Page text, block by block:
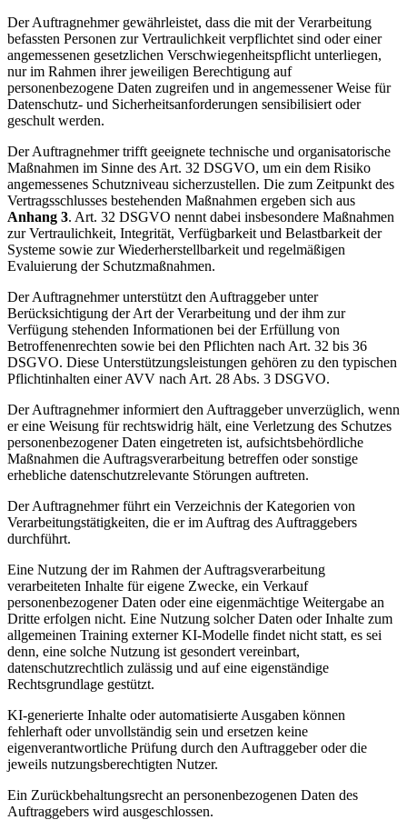
Der Auftragnehmer gewährleistet, dass die mit der Verarbeitung
befassten Personen zur Vertraulichkeit verpflichtet sind oder einer
angemessenen gesetzlichen Verschwiegenheitspflicht unterliegen,
nur im Rahmen ihrer jeweiligen Berechtigung auf
personenbezogene Daten zugreifen und in angemessener Weise für
Datenschutz- und Sicherheitsanforderungen sensibilisiert oder
geschult werden.
Der Auftragnehmer trifft geeignete technische und organisatorische
Maßnahmen im Sinne des Art. 32 DSGVO, um ein dem Risiko
angemessenes Schutzniveau sicherzustellen. Die zum Zeitpunkt des
Vertragsschlusses bestehenden Maßnahmen ergeben sich aus
Anhang 3. Art. 32 DSGVO nennt dabei insbesondere Maßnahmen
zur Vertraulichkeit, Integrität, Verfügbarkeit und Belastbarkeit der
Systeme sowie zur Wiederherstellbarkeit und regelmäßigen
Evaluierung der Schutzmaßnahmen.
Der Auftragnehmer unterstützt den Auftraggeber unter
Berücksichtigung der Art der Verarbeitung und der ihm zur
Verfügung stehenden Informationen bei der Erfüllung von
Betroffenenrechten sowie bei den Pflichten nach Art. 32 bis 36
DSGVO. Diese Unterstützungsleistungen gehören zu den typischen
Pflichtinhalten einer AVV nach Art. 28 Abs. 3 DSGVO.
Der Auftragnehmer informiert den Auftraggeber unverzüglich, wenn
er eine Weisung für rechtswidrig hält, eine Verletzung des Schutzes
personenbezogener Daten eingetreten ist, aufsichtsbehördliche
Maßnahmen die Auftragsverarbeitung betreffen oder sonstige
erhebliche datenschutzrelevante Störungen auftreten.
Der Auftragnehmer führt ein Verzeichnis der Kategorien von
Verarbeitungstätigkeiten, die er im Auftrag des Auftraggebers
durchführt.
Eine Nutzung der im Rahmen der Auftragsverarbeitung
verarbeiteten Inhalte für eigene Zwecke, ein Verkauf
personenbezogener Daten oder eine eigenmächtige Weitergabe an
Dritte erfolgen nicht. Eine Nutzung solcher Daten oder Inhalte zum
allgemeinen Training externer KI-Modelle findet nicht statt, es sei
denn, eine solche Nutzung ist gesondert vereinbart,
datenschutzrechtlich zulässig und auf eine eigenständige
Rechtsgrundlage gestützt.
KI-generierte Inhalte oder automatisierte Ausgaben können
fehlerhaft oder unvollständig sein und ersetzen keine
eigenverantwortliche Prüfung durch den Auftraggeber oder die
jeweils nutzungsberechtigten Nutzer.
Ein Zurückbehaltungsrecht an personenbezogenen Daten des
Auftraggebers wird ausgeschlossen.